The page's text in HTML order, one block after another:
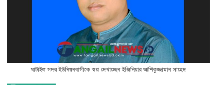
ঘাটাইল সদর ইউনিয়নবাসীকে স্বপ্ন দেখাচ্ছেন ইঞ্জিনিয়ার আশিকুজ্জামান সাহেদ